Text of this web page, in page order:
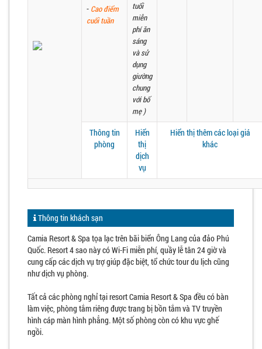
- Cao điểm
cuối tuần
tuổi
miễn
phí ăn
sáng
và sử
dụng
giường
chung
với bố
mẹ )
Thông tin
phòng
Hiển
thị
dịch
vụ
Hiển thị thêm các loại giá
khác
Thông tin khách sạn
Camia Resort & Spa tọa lạc trên bãi biển Ông Lang của đảo Phú
Quốc. Resort 4 sao này có Wi-Fi miễn phí, quầy lễ tân 24 giờ và
cung cấp các dịch vụ trợ giúp đặc biệt, tổ chức tour du lịch cũng
như dịch vụ phòng.
Tất cả các phòng nghỉ tại resort Camia Resort & Spa đều có bàn
làm việc, phòng tắm riêng được trang bị bồn tắm và TV truyền
hình cáp màn hình phẳng. Một số phòng còn có khu vực ghế
ngồi.